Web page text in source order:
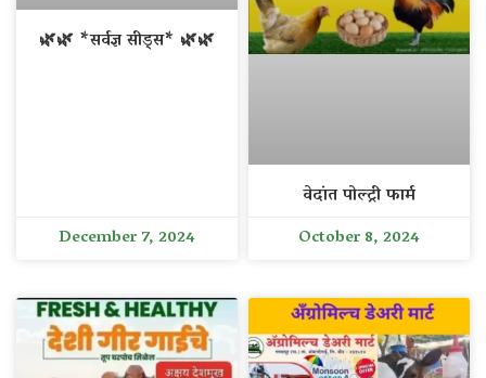
🌿🌿 *सर्वज्ञ सीड्स* 🌿🌿
December 7, 2024
वेदांत पोल्ट्री फार्म
October 8, 2024